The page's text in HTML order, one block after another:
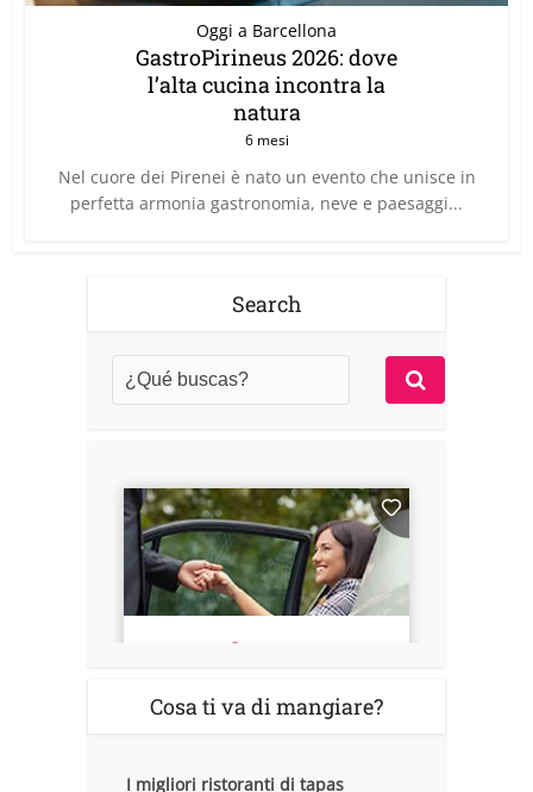
Oggi a Barcellona
GastroPirineus 2026: dove
l’alta cucina incontra la
natura
6 mesi
Nel cuore dei Pirenei è nato un evento che unisce in
perfetta armonia gastronomia, neve e paesaggi...
Search
Cosa ti va di mangiare?
I migliori ristoranti di tapas